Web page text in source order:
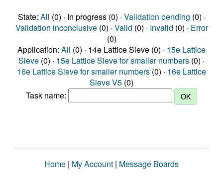
State: All (0) · In progress (0) · Validation pending (0) ·
Validation inconclusive(0) · Valid (0) · Invalid (0) · Error
(0)
Application: All (0) · 14e Lattice Sieve (0) · 15e Lattice
Sieve (0) · 15e Lattice Sieve for smaller numbers (0) ·
16e Lattice Sieve for smaller numbers (0) · 16e Lattice
Sieve V5 (0)
Task name:
Home | My Account | Message Boards